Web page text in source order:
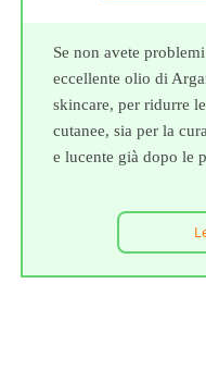
Se non avete
eccellente olio di
skincare, per ridurre
cutanee, sia per la
e lucente già dopo le